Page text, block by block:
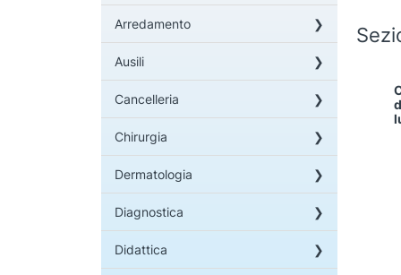
Arredamento
Ausili
Cancelleria
Chirurgia
Dermatologia
Diagnostica
Didattica